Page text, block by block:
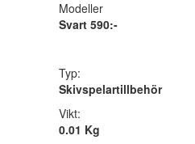
Modeller
Svart 590:-
Typ:
Skivspelartillbehör
Vikt:
0.01 Kg